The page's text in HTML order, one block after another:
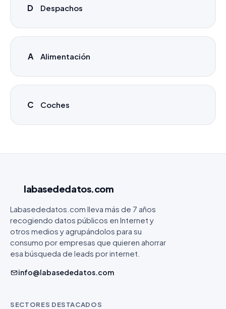
D Despachos
A Alimentación
C Coches
labasededatos.com
Labasededatos.com lleva más de 7 años
recogiendo datos públicos en Internet y
otros medios y agrupándolos para su
consumo por empresas que quieren ahorrar
esa búsqueda de leads por internet.
info@labasededatos.com
SECTORES DESTACADOS